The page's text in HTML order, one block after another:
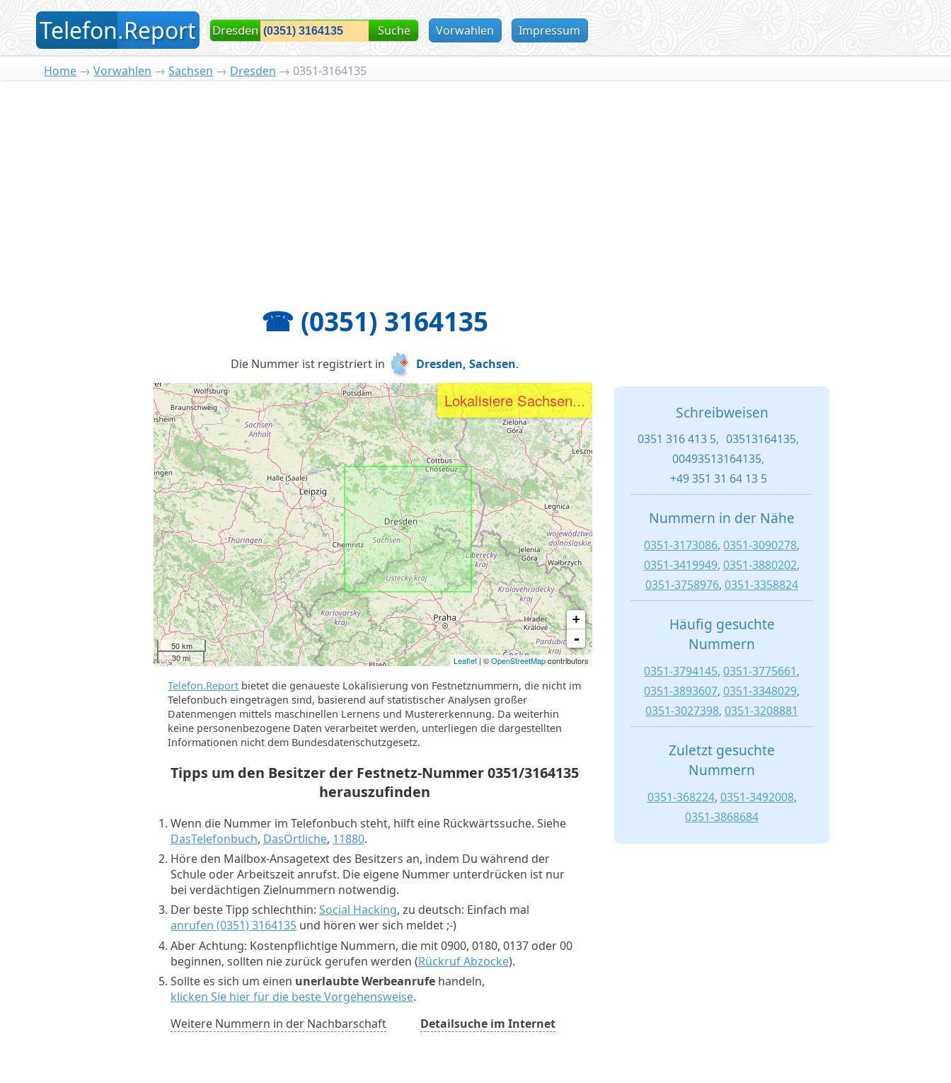
Telefon.Report Dresden Suche Vorwahlen Impressum
Home →Vorwahlen →Sachsen → Dresden → 0351-3164135
☎ (0351) 3164135
Die Nummer ist registriert in Dresden, Sachsen.
50 km
30 mi
+
-
Leaflet| ©OpenStreetMapcontributors
Lokalisiere Sachsen...
Telefon.Report bietet die genaueste Lokalisierung von Festnetznummern, die nicht im
Telefonbuch eingetragen sind, basierend auf statistischer Analysen großer
Datenmengen mittels maschinellen Lernens und Mustererkennung. Da weiterhin
keine personenbezogene Daten verarbeitet werden, unterliegen die dargestellten
Informationen nicht dem Bundesdatenschutzgesetz.
Tipps um den Besitzer der Festnetz-Nummer0351/3164135
herauszufinden
Wenn die Nummer im Telefonbuch steht, hilft eine Rückwärtssuche. Siehe
DasTelefonbuch, DasÖrtliche, 11880.
Höre den Mailbox-Ansagetext des Besitzers an, indem Du während der
Schule oder Arbeitszeit anrufst. Die eigene Nummer unterdrücken ist nur
bei verdächtigen Zielnummern notwendig.
Der beste Tipp schlechthin: Social Hacking, zu deutsch: Einfach mal
anrufen (0351) 3164135 und hören wer sich meldet ;-)
Aber Achtung: Kostenpflichtige Nummern, die mit 0900, 0180, 0137 oder 00
beginnen, sollten nie zurück gerufen werden (Rückruf Abzocke).
Sollte es sich um einen unerlaubte Werbeanrufe handeln,
klicken Sie hier für die beste Vorgehensweise.
Weitere Nummern in der Nachbarschaft
Detailsuche im Internet
Schreibweisen
0351 316 413 5, 03513164135,
00493513164135,
+49 351 31 64 13 5
Nummern in der Nähe
0351-3173086, 0351-3090278,
0351-3419949, 0351-3880202,
0351-3758976, 0351-3358824
Häufig gesuchte
Nummern
0351-3794145, 0351-3775661,
0351-3893607, 0351-3348029,
0351-3027398, 0351-3208881
Zuletzt gesuchte
Nummern
0351-368224, 0351-3492008,
0351-3868684